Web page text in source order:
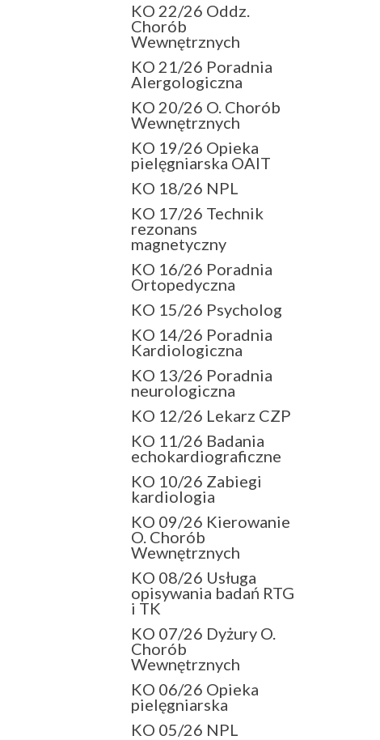
KO 22/26 Oddz.
Chorób
Wewnętrznych
KO 21/26 Poradnia
Alergologiczna
KO 20/26 O. Chorób
Wewnętrznych
KO 19/26 Opieka
pielęgniarska OAIT
KO 18/26 NPL
KO 17/26 Technik
rezonans
magnetyczny
KO 16/26 Poradnia
Ortopedyczna
KO 15/26 Psycholog
KO 14/26 Poradnia
Kardiologiczna
KO 13/26 Poradnia
neurologiczna
KO 12/26 Lekarz CZP
KO 11/26 Badania
echokardiograficzne
KO 10/26 Zabiegi
kardiologia
KO 09/26 Kierowanie
O. Chorób
Wewnętrznych
KO 08/26 Usługa
opisywania badań RTG
i TK
KO 07/26 Dyżury O.
Chorób
Wewnętrznych
KO 06/26 Opieka
pielęgniarska
KO 05/26 NPL